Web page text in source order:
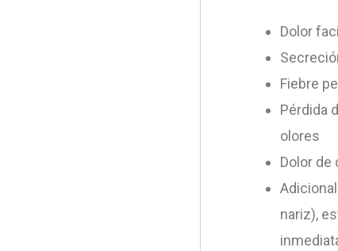
Dolor
Fiebre
Pérdida
olores
Dolor de
nariz),